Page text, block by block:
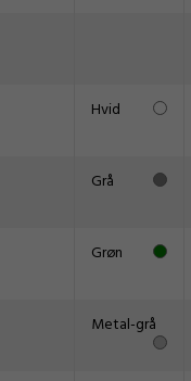
Hvid
Grå
Grøn
Metal-grå